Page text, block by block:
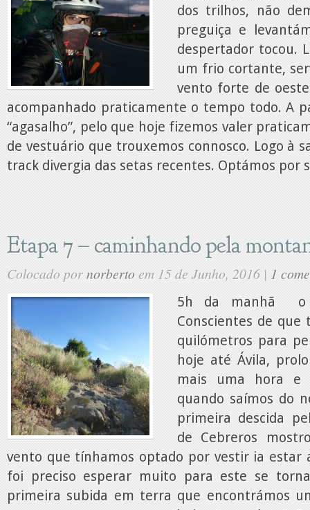
dos trilhos, não
preguiça e
despertador tocou.
um frio cortante,
vento forte de
acompanhado praticamente o tempo todo. A
“agasalho”, pelo que hoje fizemos valer
de vestuário que trouxemos connosco. Logo à
track divergia das setas recentes. Optámos por
Etapa 7 – caminhando pela
Colocado pornorbertoem 15 de Junho, 2016 | 1
5h da manhã o
Conscientes de que
quilómetros para
hoje até Ávila,
mais uma hora e
quando saímos do
primeira descida
de Cebreros
vento que tínhamos optado por vestir ia estar
foi preciso esperar muito para este se
primeira subida em terra que encontrámos